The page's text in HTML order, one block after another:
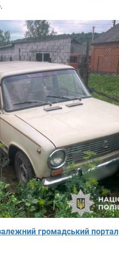
громадський портал